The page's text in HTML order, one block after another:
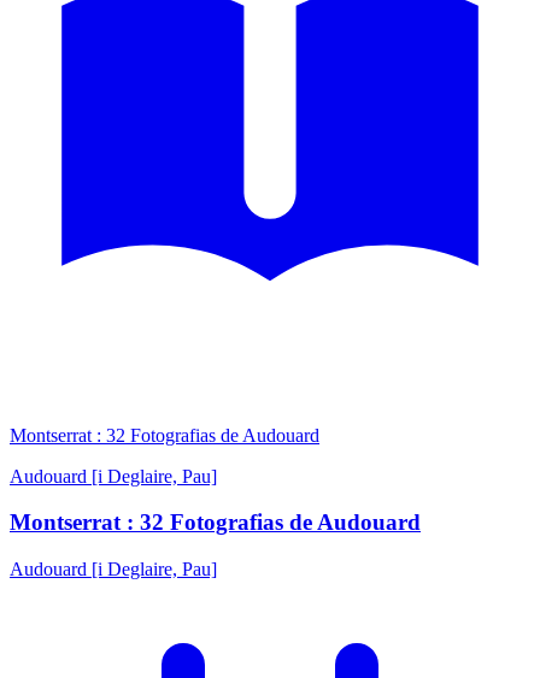
Montserrat : 32 Fotografias de Audouard
Audouard [i Deglaire, Pau]
Montserrat : 32 Fotografias de Audouard
Audouard [i Deglaire, Pau]